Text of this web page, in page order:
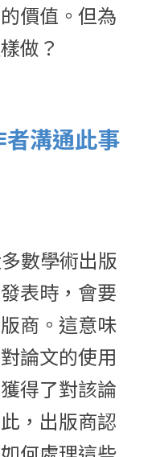
價值。但為
做？
溝通此事
數學術出版
表時，會要
商。這意味
論文的使用
得了對該論
，出版商認